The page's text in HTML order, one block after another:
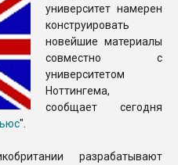
университет намерен
конструировать
новейшие материалы
совместно с
университетом
Ноттингема,
сообщает сегодня
".
разрабатывают